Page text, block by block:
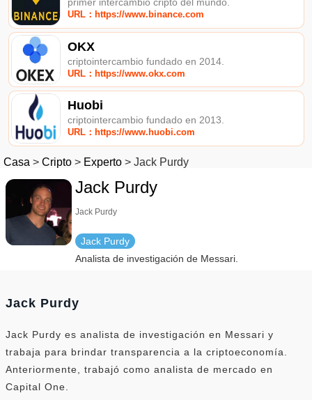
URL：https://www.binance.com
OKX
criptointercambio fundado en 2014.
URL：https://www.okx.com
Huobi
criptointercambio fundado en 2013.
URL：https://www.huobi.com
Casa > Cripto > Experto > Jack Purdy
Jack Purdy
Jack Purdy
Jack Purdy
Analista de investigación de Messari.
Jack Purdy
Jack Purdy es analista de investigación en Messari y
trabaja para brindar transparencia a la criptoeconomía.
Anteriormente, trabajó como analista de mercado en
Capital One.